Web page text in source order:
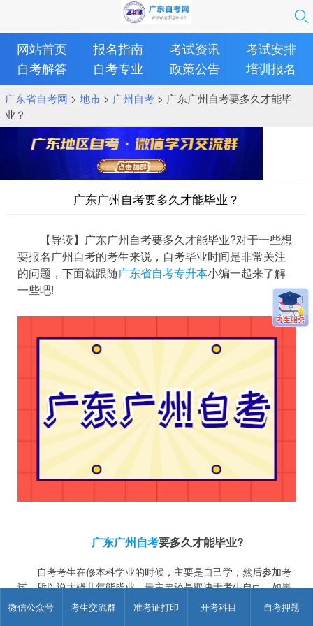
微信公众号 考生交流群 准考证打印 开考科目 自考押题
网站首页 报名指南 考试资讯
考试安排
自考解答
自考专业 政策公告 培训报名
广东省自考网 > 地市> 广州自考> 广东广州自考要多久才能毕
业？
广东广州自考要多久才能毕业？
【导读】广东广州自考要多久才能毕业?对于一些想
要报名广州自考的考生来说，自考毕业时间是非常关注
的问题，下面就跟随广东省自考专升本小编一起来了解
一些吧!
广东广州自考要多久才能毕业?
自考考生在修本科学业的时候，主要是自己学，然后参加考
试。所以说大概几年能毕业，最主要还是取决于考生自己。如果
自考生能够像全日制学生一样学习，有许多的学习时间，一直坚
持复习，每次考试如果都能顺利通过，大概一年半或者两年左右